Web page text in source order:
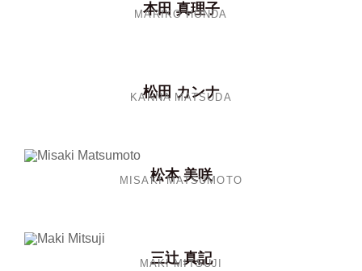
本田 真理子
MARIKO HONDA
松田 カンナ
KANNA MATSUDA
松本 美咲
MISAKI MATSUMOTO
三辻 真記
MAKI MITSUJI